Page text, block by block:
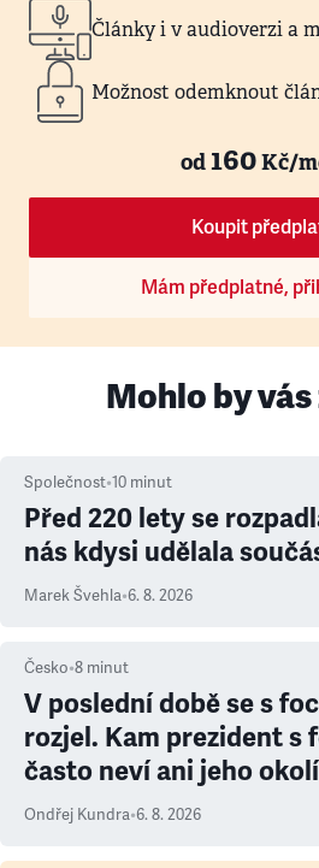
Články i v audioverzi a
Možnost odemknout
od160Kč/
Koupit
Mám předplatné,
Mohlo by
Společnost•10 minut
Před 220 lety se
nás kdysi udělala
Marek Švehla•6. 8. 2026
Česko•8 minut
V poslední době se s
rozjel. Kam prezident s
často neví ani jeho okolí
Ondřej Kundra•6. 8. 2026